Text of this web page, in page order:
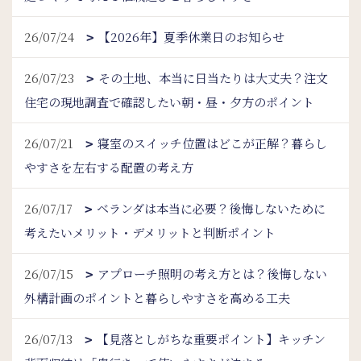
26/07/24 【2026年】夏季休業日のお知らせ
26/07/23
その土地、本当に日当たりは大丈夫？注文
住宅の現地調査で確認したい朝・昼・夕方のポイント
26/07/21
寝室のスイッチ位置はどこが正解？暮らし
やすさを左右する配置の考え方
26/07/17
ベランダは本当に必要？後悔しないために
考えたいメリット・デメリットと判断ポイント
26/07/15
アプローチ照明の考え方とは？後悔しない
外構計画のポイントと暮らしやすさを高める工夫
26/07/13
【見落としがちな重要ポイント】キッチン